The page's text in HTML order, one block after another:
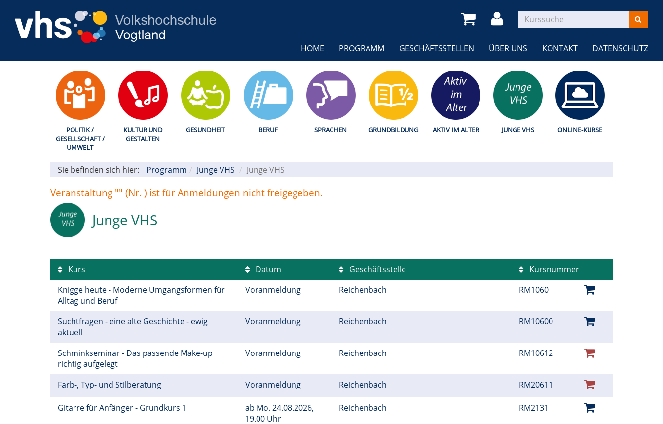
HOME PROGRAMM GESCHÄFTSSTELLEN ÜBER UNS KONTAKT DATENSCHUTZ
POLITIK /
GESELLSCHAFT /
UMWELT
KULTUR UND
GESTALTEN
GESUNDHEIT BERUF SPRACHEN GRUNDBILDUNG AKTIV IM ALTER JUNGE VHS ONLINE-KURSE
Sie befinden sich hier: Programm Junge VHS Junge VHS
Veranstaltung "" (Nr. ) ist für Anmeldungen nicht freigegeben.
Junge VHS
Kurs Datum Geschäftsstelle
Kursnummer
Knigge heute - Moderne Umgangsformen für
Alltag und Beruf
Voranmeldung Reichenbach RM1060
Suchtfragen - eine alte Geschichte - ewig
aktuell
Voranmeldung Reichenbach RM10600
Schminkseminar - Das passende Make-up
richtig aufgelegt
Voranmeldung Reichenbach RM10612
Farb-, Typ- und Stilberatung Voranmeldung Reichenbach RM20611
Gitarre für Anfänger - Grundkurs 1 ab Mo. 24.08.2026,
19.00 Uhr
Reichenbach RM2131